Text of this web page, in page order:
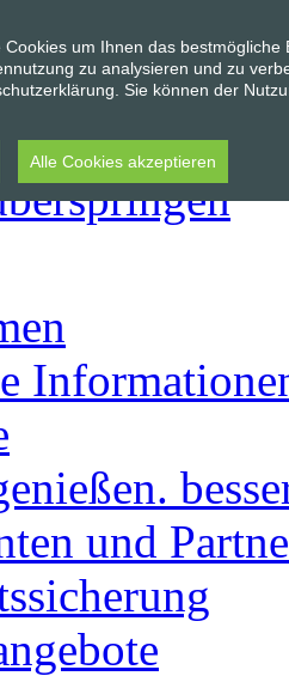
und
um Ihnen das
zu analysieren und zu
Sie können der
Alle Cookies akzeptieren